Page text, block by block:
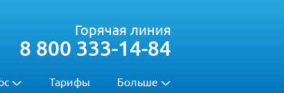
Тарифы Больше
Горячая линия
8 800 333-14-84